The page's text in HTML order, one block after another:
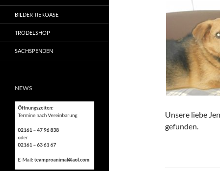
Unsere liebe
gefunden.
BILDER TIEROASE
TRÖDELSHOP
SACHSPENDEN
NEWS